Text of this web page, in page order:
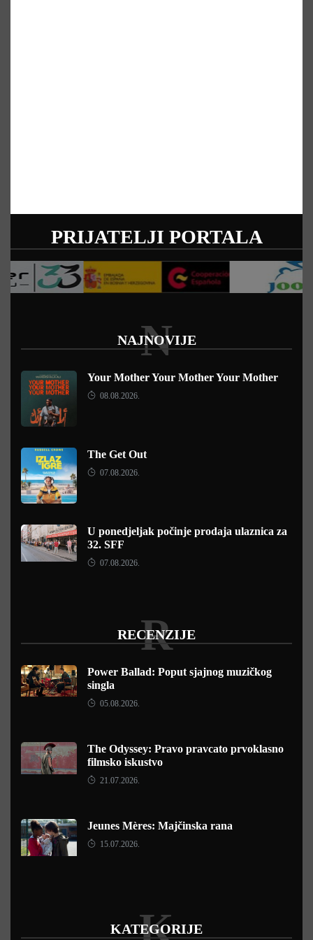
PRIJATELJI PORTALA
NAJNOVIJE
N
Your Mother Your Mother Your Mother
08.08.2026.
The Get Out
07.08.2026.
U ponedjeljak počinje prodaja ulaznica za
32. SFF
07.08.2026.
RECENZIJE
R
Power Ballad: Poput sjajnog muzičkog
singla
05.08.2026.
The Odyssey: Pravo pravcato prvoklasno
filmsko iskustvo
21.07.2026.
Jeunes Mères: Majčinska rana
15.07.2026.
KATEGORIJE
K